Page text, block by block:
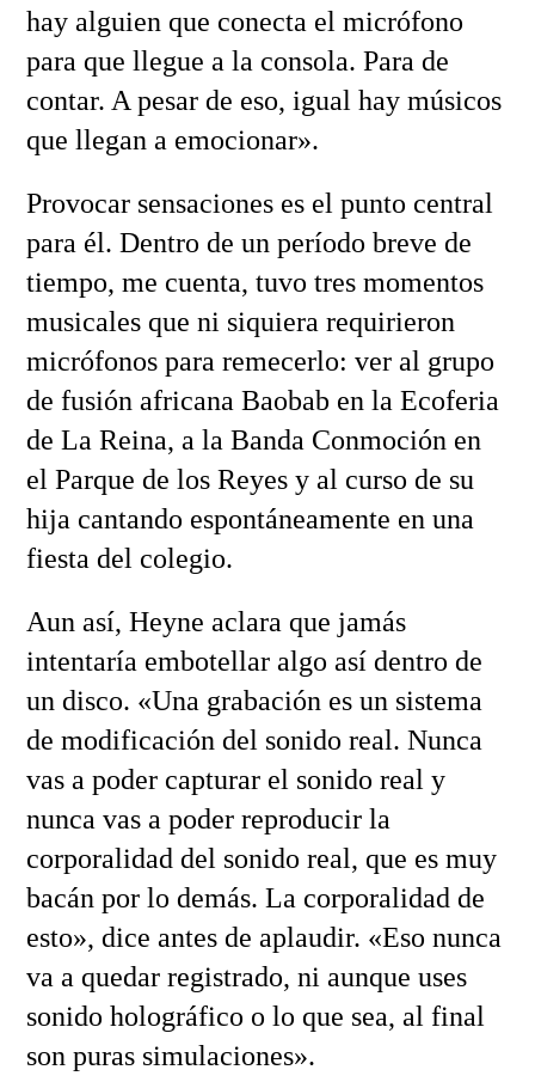
hay alguien que conecta el micrófono
para que llegue a la consola. Para de
contar. A pesar de eso, igual hay músicos
que llegan a emocionar».
Provocar sensaciones es el punto central
para él. Dentro de un período breve de
tiempo, me cuenta, tuvo tres momentos
musicales que ni siquiera requirieron
micrófonos para remecerlo: ver al grupo
de fusión africana Baobab en la Ecoferia
de La Reina, a la Banda Conmoción en
el Parque de los Reyes y al curso de su
hija cantando espontáneamente en una
fiesta del colegio.
Aun así, Heyne aclara que jamás
intentaría embotellar algo así dentro de
un disco. «Una grabación es un sistema
de modificación del sonido real. Nunca
vas a poder capturar el sonido real y
nunca vas a poder reproducir la
corporalidad del sonido real, que es muy
bacán por lo demás. La corporalidad de
esto», dice antes de aplaudir. «Eso nunca
va a quedar registrado, ni aunque uses
sonido holográfico o lo que sea, al final
son puras simulaciones».